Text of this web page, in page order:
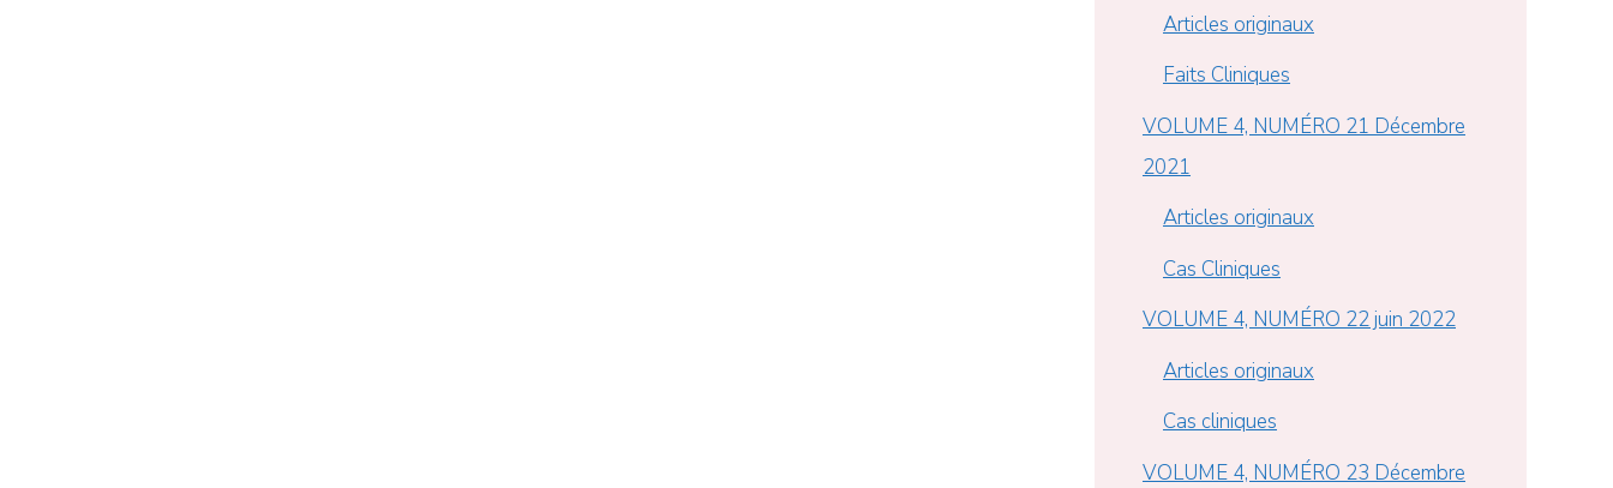
Articles originaux
Faits Cliniques
VOLUME 4, NUMÉRO 21 Décembre
2021
Articles originaux
Cas Cliniques
VOLUME 4, NUMÉRO 22 juin 2022
Articles originaux
Cas cliniques
VOLUME 4, NUMÉRO 23 Décembre